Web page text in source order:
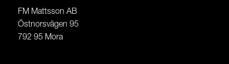
FM Mattsson AB
Östnorsvägen 95
792 95 Mora